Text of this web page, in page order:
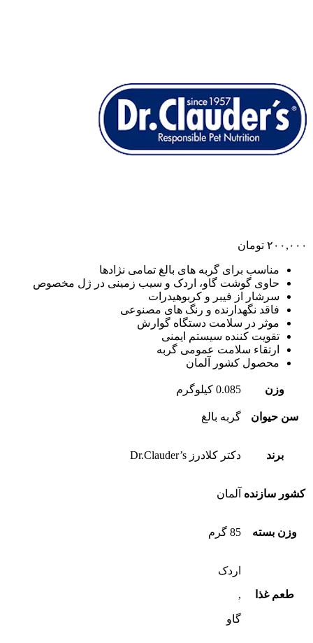
۲۰۰,۰۰۰ تومان
مناسب برای گربه های بالغ تمامی نژادها
حاوی گوشت گاو، اردک و سیب زمینی در ژل مخصوص
سرشار از فیبر و کربوهیدرات
فاقد نگهدارنده و رنگ های مصنوعی
موثر در سلامت دستگاه گوارش
تقویت کننده سیستم ایمنی
ارتقاء سلامت عمومی گربه
محصول کشور آلمان
وزن 0.085 کیلوگرم
سن حیوان گربه بالغ
برند دکتر کلادرز Dr.Clauder’s
کشور سازنده آلمان
وزن بسته 85 گرم
طعم غذا
اردک
,
گاو